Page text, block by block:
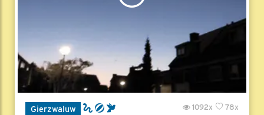
Gierzwaluw 78x
1092x